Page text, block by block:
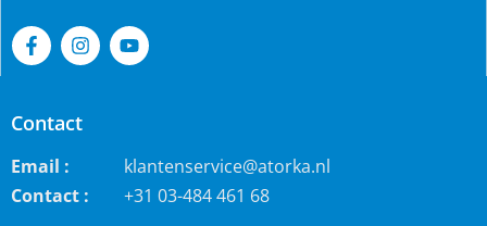
Contact
Email :
klantenservice@atorka.nl
Contact :
+31 03-484 461 68